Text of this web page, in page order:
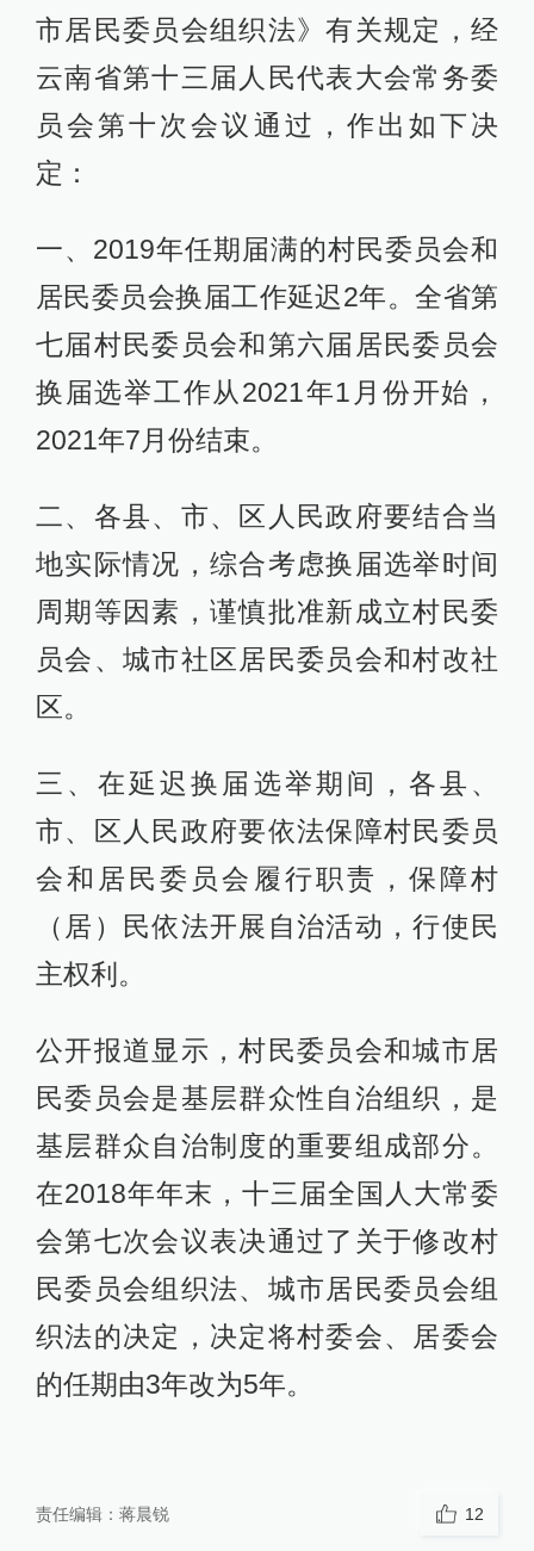
市居民委员会组织法》有关规定，经
云南省第十三届人民代表大会常务委
员会第十次会议通过，作出如下决
定：
一、2019年任期届满的村民委员会和
居民委员会换届工作延迟2年。全省第
七届村民委员会和第六届居民委员会
换届选举工作从2021年1月份开始，
2021年7月份结束。
二、各县、市、区人民政府要结合当
地实际情况，综合考虑换届选举时间
周期等因素，谨慎批准新成立村民委
员会、城市社区居民委员会和村改社
区。
三、在延迟换届选举期间，各县、
市、区人民政府要依法保障村民委员
会和居民委员会履行职责，保障村
（居）民依法开展自治活动，行使民
主权利。
公开报道显示，村民委员会和城市居
民委员会是基层群众性自治组织，是
基层群众自治制度的重要组成部分。
在2018年年末，十三届全国人大常委
会第七次会议表决通过了关于修改村
民委员会组织法、城市居民委员会组
织法的决定，决定将村委会、居委会
的任期由3年改为5年。
责任编辑： 蒋晨锐 12